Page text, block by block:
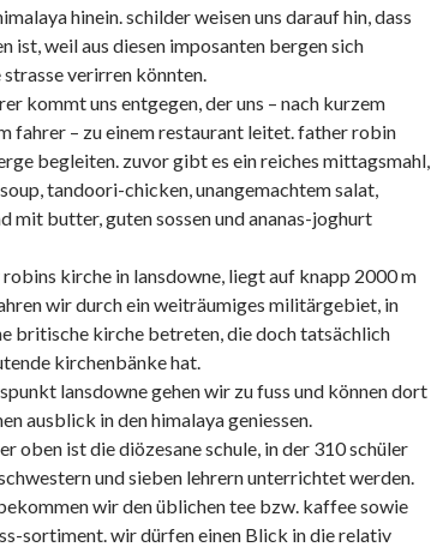
hinein. schilder weisen uns darauf hin, dass
ist, weil aus diesen imposanten bergen sich
verirren könnten.
kommt uns entgegen, der uns – nach kurzem
fahrer – zu einem restaurant leitet. father robin
begleiten. zuvor gibt es ein reiches mittagsmahl,
tandoori-chicken, unangemachtem salat,
mit butter, guten sossen und ananas-joghurt
kirche in lansdowne, liegt auf knapp 2000 m
wir durch ein weiträumiges militärgebiet, in
britische kirche betreten, die doch tatsächlich
kirchenbänke hat.
lansdowne gehen wir zu fuss und können dort
ausblick in den himalaya geniessen.
oben ist die diözesane schule, in der 310 schüler
und sieben lehrern unterrichtet werden.
wir den üblichen tee bzw. kaffee sowie
sortiment. wir dürfen einen Blick in die relativ